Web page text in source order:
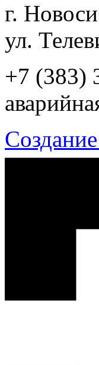
г.
ул.
+7 (383)